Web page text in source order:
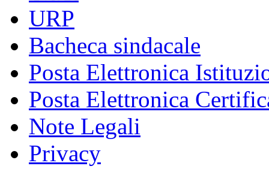
URP
Bacheca sindacale
Posta Elettronica
Posta Elettronica
Note Legali
Privacy